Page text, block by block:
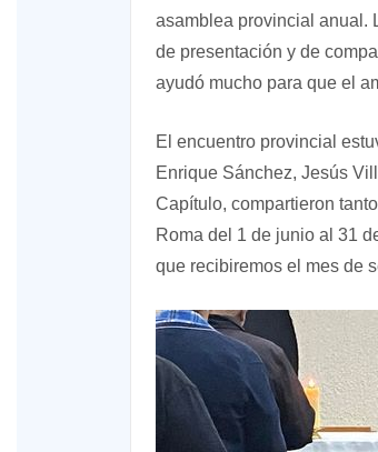
asamblea provincial anual.
de presentación y de
ayudó mucho para que el
El encuentro provincial
Enrique Sánchez, Jesús
Capítulo, compartieron
Roma del 1 de junio al 31
que recibiremos el mes de